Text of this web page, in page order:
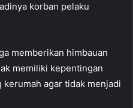
korban pelaku
memberikan himbauan
memiliki kepentingan
agar tidak menjadi